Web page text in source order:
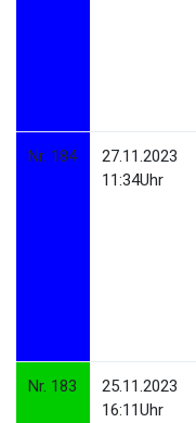
Nr. 184
27.11.2023
11:34Uhr
Nr. 183
25.11.2023
16:11Uhr